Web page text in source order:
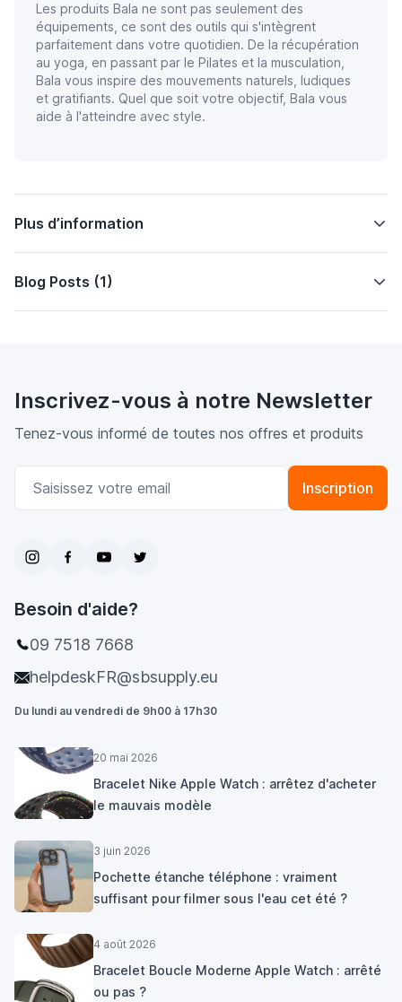
Les produits Bala ne sont pas seulement des
équipements, ce sont des outils qui s'intègrent
parfaitement dans votre quotidien. De la récupération
au yoga, en passant par le Pilates et la musculation,
Bala vous inspire des mouvements naturels, ludiques
et gratifiants. Quel que soit votre objectif, Bala vous
aide à l'atteindre avec style.
Plus d’information
Blog Posts (1)
Inscrivez-vous à notre Newsletter
Tenez-vous informé de toutes nos offres et produits
Adresse email
Inscription
Besoin d'aide?
09 7518 7668
helpdeskFR@sbsupply.eu
Du lundi au vendredi de 9h00 à 17h30
20 mai 2026
Bracelet Nike Apple Watch : arrêtez d'acheter
le mauvais modèle
3 juin 2026
Pochette étanche téléphone : vraiment
suffisant pour filmer sous l'eau cet été ?
4 août 2026
Bracelet Boucle Moderne Apple Watch : arrêté
ou pas ?